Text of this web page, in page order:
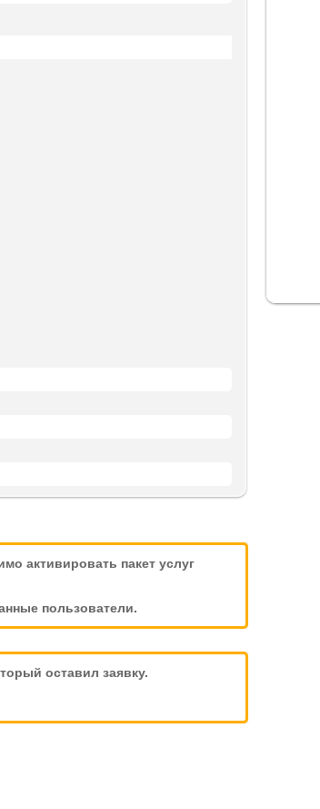
активировать пакет услуг
пользователи.
оставил заявку.